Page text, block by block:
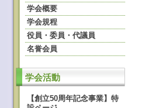
学会概要
学会規程
役員・委員・代議員
名誉会員
学会活動
【創立50周年記念事業】特